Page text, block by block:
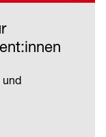
und